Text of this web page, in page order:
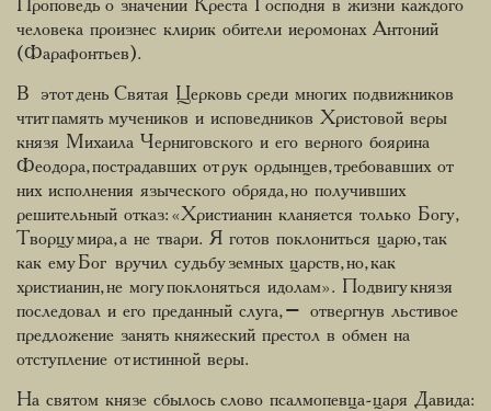
Проповедь о значении Креста Господня в жизни каждого
человека произнес клирик обители иеромонах Антоний
(Фарафонтьев).
В этот день Святая Церковь среди многих подвижников
чтит память мучеников и исповедников Христовой веры
князя Михаила Черниговского и его верного боярина
Феодора, пострадавших от рук ордынцев, требовавших от
них исполнения языческого обряда, но получивших
решительный отказ: «Христианин кланяется только Богу,
Творцу мира, а не твари. Я готов поклониться царю, так
как ему Бог вручил судьбу земных царств, но, как
христианин, не могу поклоняться идолам». Подвигу князя
последовал и его преданный слуга, – отвергнув льстивое
предложение занять княжеский престол в обмен на
отступление от истинной веры.
На святом князе сбылось слово псалмопевца-царя Давида: